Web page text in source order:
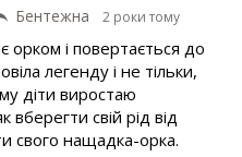
Бентежна 2 роки тому
і повертається до
легенду і не тільки,
діти виростаю
вберегти свій рід від
свого нащадка-орка.